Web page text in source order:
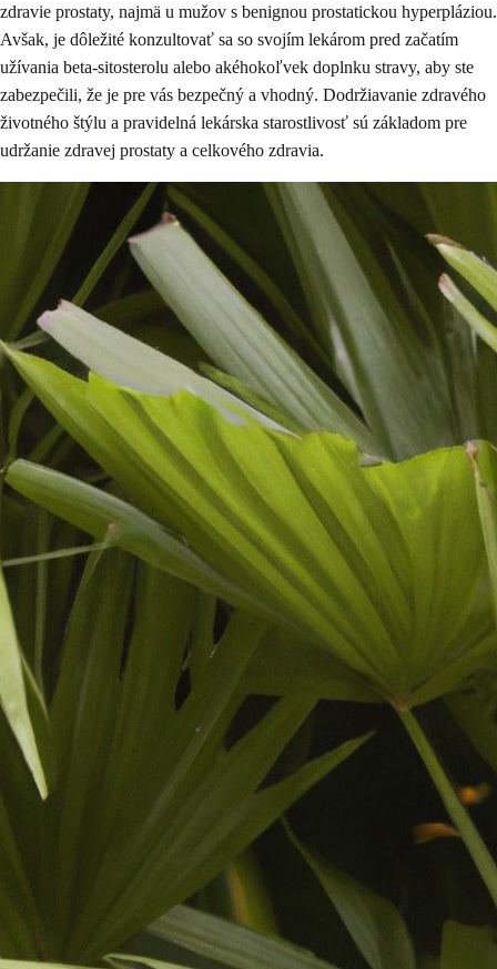
zdravie prostaty, najmä u mužov s benignou prostatickou hyperpláziou.
Avšak, je dôležité konzultovať sa so svojím lekárom pred začatím
užívania beta-sitosterolu alebo akéhokoľvek doplnku stravy, aby ste
zabezpečili, že je pre vás bezpečný a vhodný. Dodržiavanie zdravého
životného štýlu a pravidelná lekárska starostlivosť sú základom pre
udržanie zdravej prostaty a celkového zdravia.